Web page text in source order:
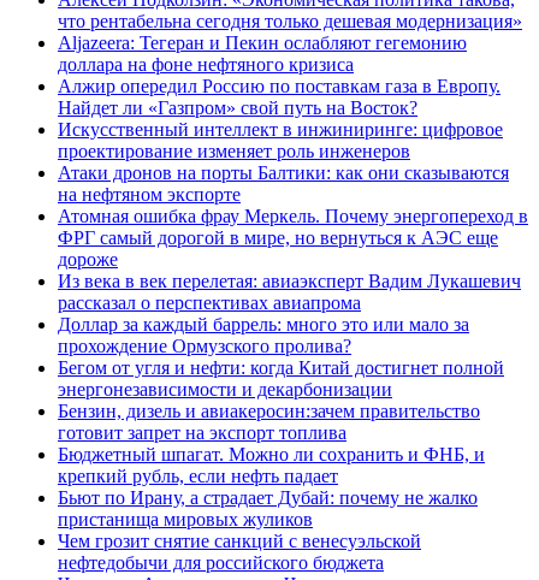
что рентабельна сегодня только дешевая модернизация»
Aljazeera: Тегеран и Пекин ослабляют гегемонию
доллара на фоне нефтяного кризиса
Алжир опередил Россию по поставкам газа в Европу.
Найдет ли «Газпром» свой путь на Восток?
Искусственный интеллект в инжиниринге: цифровое
проектирование изменяет роль инженеров
Атаки дронов на порты Балтики: как они сказываются
на нефтяном экспорте
Атомная ошибка фрау Меркель. Почему энергопереход в
ФРГ самый дорогой в мире, но вернуться к АЭС еще
дороже
Из века в век перелетая: авиаэксперт Вадим Лукашевич
рассказал о перспективах авиапрома
Доллар за каждый баррель: много это или мало за
прохождение Ормузского пролива?
Бегом от угля и нефти: когда Китай достигнет полной
энергонезависимости и декарбонизации
Бензин, дизель и авиакеросин:зачем правительство
готовит запрет на экспорт топлива
Бюджетный шпагат. Можно ли сохранить и ФНБ, и
крепкий рубль, если нефть падает
Бьют по Ирану, а страдает Дубай: почему не жалко
пристанища мировых жуликов
Чем грозит снятие санкций с венесуэльской
нефтедобычи для российского бюджета